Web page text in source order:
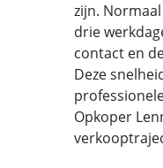
zijn.
drie
contact en
Deze
Opkoper